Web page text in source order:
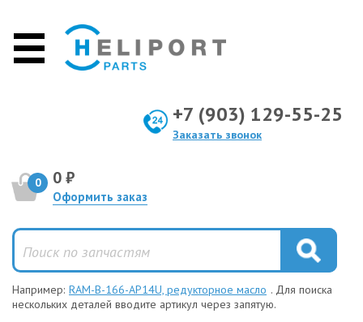
+7 (903) 129-55-25
Заказать звонок
0 0 ₽
Оформить заказ
Например: RAM-B-166-AP14U, редукторное масло . Для поиска
нескольких деталей вводите артикул через запятую.